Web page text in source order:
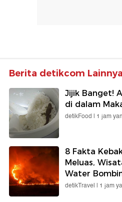
Berita detikcom Lainnya
Jijik Banget!
di dalam
detikFood | 1 jam
8 Fakta
Meluas,
Water
detikTravel | 1 jam